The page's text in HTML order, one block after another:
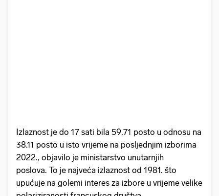
Izlaznost je do 17 sati bila 59.71 posto u odnosu na
38.11 posto u isto vrijeme na posljednjim izborima
2022., objavilo je ministarstvo unutarnjih
poslova. To je najveća izlaznost od 1981. što
upućuje na golemi interes za izbore u vrijeme velike